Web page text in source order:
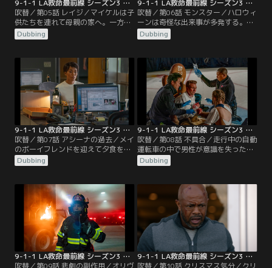
9-1-1 LA救命最前線 シーズン3 第05話／吹替
吹替／第05話 レイジ／マイケルは子
供たちを連れて母親の家へ。一方、
旅行を予定していたアシーナとボビ
ーだったが、バックが市を訴えたた
出席することになる。ボビーはバッ
クの弁護士にアルコール依存症の過
去を掘り起こされ、さらに、別の隊
員たちのようにバックを現場復帰さ
せないことを責め立てられるのだっ
た。
Dubbing
9-1-1 LA救命最前線 シーズン3 第06話／吹替
吹替／第06話 モンスター／ハロウィ
ーンは奇怪な出来事が多発する。チ
ムニーは神出鬼没なカラスに困惑。
コールセンターには車のフロントガ
が入る。アシーナは栄養失調状態で
見つかった少女の事件を調べる。め
でたく118分署に復帰したバックだ
ったが、まずは仲間との信頼関係を
回復する必要があった。
Dubbing
9-1-1 LA救命最前線 シーズン3 第07話／吹替
吹替／第07話 アシーナの過去／メイ
のボーイフレンドを迎えて夕食を取
るアシーナの家族。そこへアシーナ
の上司エレインが、思いもよらない
エメット殺しに使われた銃が発見さ
れたと聞き、過去の思い出がフラッ
シュバックするアシーナ。エメット
の存在を知らない家族は動揺するア
シーナを不思議そうに見つめるのだ
った。
Dubbing
9-1-1 LA救命最前線 シーズン3 第08話／吹替
吹替／第08話 不具合／走行中の自動
運転車の中で男性が意識を失った。
物流倉庫では搬送ロボットが暴走し
て大惨事に。人々の生活の質を高め
分署のメンバーは大忙し。エディは
ストリートファイトに没頭。バック
はエディの様子がおかしいと案じ、
チムニーとアシーナは、悩んでいる
ヘンのことを心配していた。
Dubbing
9-1-1 LA救命最前線 シーズン3 第09話／吹替
9-1-1 LA救命最前線 シーズン3 第10話／吹替